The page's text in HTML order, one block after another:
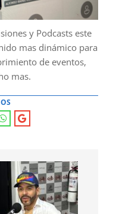
y Podcasts este
mas dinámico para
de eventos,
mas.